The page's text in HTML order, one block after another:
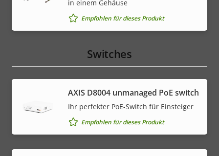
in einem Gehäuse
Empfohlen für dieses Produkt
Switches
AXIS ​D8004 unmanaged PoE switch
Ihr perfekter PoE-Switch für Einsteiger
Empfohlen für dieses Produkt